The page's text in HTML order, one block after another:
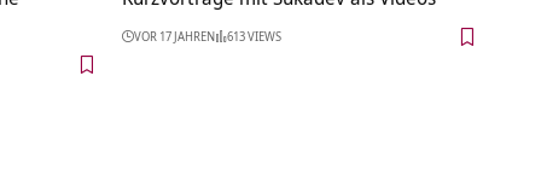
VOR 17 JAHREN 613 VIEWS